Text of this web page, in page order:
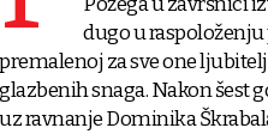
dugo u
premalenoj za sve one
glazbenih snaga. Nakon šest
uz ravnanje Dominika